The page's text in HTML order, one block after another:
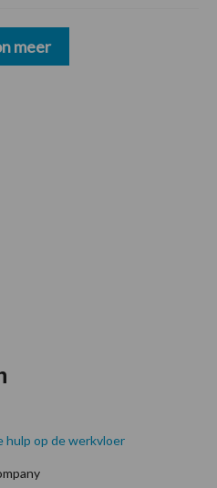
meer
hulp op de werkvloer